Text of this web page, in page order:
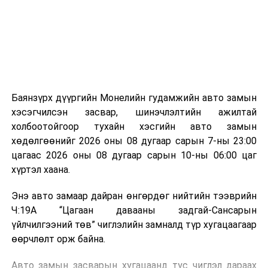
болон дулааны эрчим хүч үйлдвэрлэхэд ашиглаж
болдог. Зарим технологийн хувьд шаталтын дараа
үлдэх үнснээс фосфор зэрэг ашигт эрдсийг сэргээн
авах боломжтой аж.
байна. Тухайлбал, Германд лаг шатаах үйлдвэрээс
гарсан үнснээс фосфор сэргээн авах технологи
ашигладаг бол Нидерландад төвлөрсөн лаг
боловсруулах үйлдвэрүүдээр дулаан, цахилгаан
Баянзүрх дүүргийн Монелийн гудамжийн авто замын
хэсэгчилсэн засвар, шинэчлэлтийн ажилтай
холбоотойгоор тухайн хэсгийн авто замын
хөдөлгөөнийг 2026 оны 08 дугаар сарын 7-ны 23:00
цагаас 2026 оны 08 дугаар сарын 10-ны 06:00 цаг
хүртэл хаана.
Энэ авто замаар дайран өнгөрдөг нийтийн тээврийн
Ч:19А “Цагаан давааны задгай-Сансарын
үйлчилгээний төв” чиглэлийн замналд түр хугацаагаар
өөрчлөлт орж байна.
Авто замын засварын хугацаанд тус чиглэл дараах